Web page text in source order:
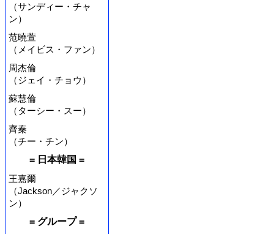
（サンディー・チャ
ン）
范曉萱
（メイビス・ファン）
周杰倫
（ジェイ・チョウ）
蘇慧倫
（ターシー・スー）
齊秦
（チー・チン）
= 日本韓国 =
王嘉爾
（Jackson／ジャクソ
ン）
= グループ =